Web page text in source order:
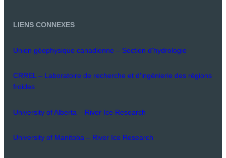
LIENS CONNEXES
Union géophysique canadienne – Section d'hydrologie
CRREL – Laboratoire de recherche et d'ingénierie des régions
froides
University of Alberta – River Ice Research
University of Manitoba – River Ice Research